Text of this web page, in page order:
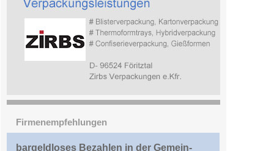
Firmenempfehlungen
bargeld­loses Bezahlen in der Gemein­